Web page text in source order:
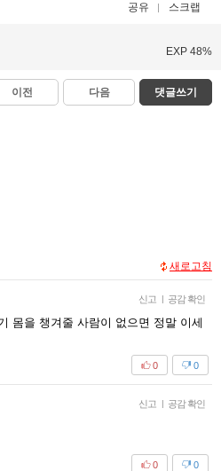
공유 스크랩
EXP 48%
이전 다음 댓글쓰기
새로고침
신고 | 공감 확인
몸을 챙겨줄 사람이 없으면 정말 이세
0
0
신고 | 공감 확인
0
0